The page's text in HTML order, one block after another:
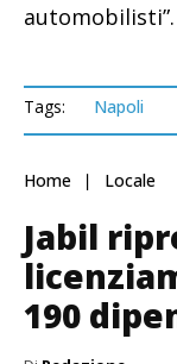
automobilisti”.
Tags: Napoli
Home Locale
Jabil
190